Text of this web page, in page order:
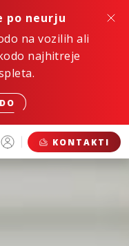
po neurju
na vozilih ali
najhitreje
KONTAKTI